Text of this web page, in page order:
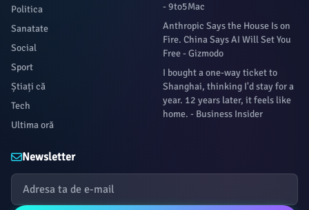
Politica
Sanatate
Social
Sport
Știați că
Tech
Ultima oră
- 9to5Mac
Anthropic Says the House Is on
Fire. China Says AI Will Set You
Free - Gizmodo
I bought a one-way ticket to
Shanghai, thinking I'd stay for a
year. 12 years later, it feels like
home. - Business Insider
Newsletter